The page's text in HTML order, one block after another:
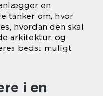
en
tanker om, hvor
hvordan den skal
arkitektur, og
bedst muligt
i en